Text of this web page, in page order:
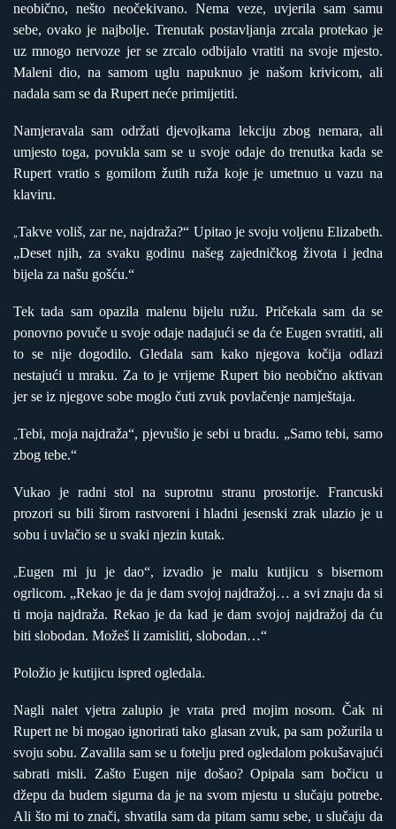
neobično, nešto neočekivano. Nema veze, uvjerila sam samu
sebe, ovako je najbolje. Trenutak postavljanja zrcala protekao je
uz mnogo nervoze jer se zrcalo odbijalo vratiti na svoje mjesto.
Maleni dio, na samom uglu napuknuo je našom krivicom, ali
nadala sam se da Rupert neće primijetiti.
Namjeravala sam održati djevojkama lekciju zbog nemara, ali
umjesto toga, povukla sam se u svoje odaje do trenutka kada se
Rupert vratio s gomilom žutih ruža koje je umetnuo u vazu na
klaviru.
„Takve voliš, zar ne, najdraža?“ Upitao je svoju voljenu Elizabeth.
„Deset njih, za svaku godinu našeg zajedničkog života i jedna
bijela za našu gošću.“
Tek tada sam opazila malenu bijelu ružu. Pričekala sam da se
ponovno povuče u svoje odaje nadajući se da će Eugen svratiti, ali
to se nije dogodilo. Gledala sam kako njegova kočija odlazi
nestajući u mraku. Za to je vrijeme Rupert bio neobično aktivan
jer se iz njegove sobe moglo čuti zvuk povlačenje namještaja.
„Tebi, moja najdraža“, pjevušio je sebi u bradu. „Samo tebi, samo
zbog tebe.“
Vukao je radni stol na suprotnu stranu prostorije. Francuski
prozori su bili širom rastvoreni i hladni jesenski zrak ulazio je u
sobu i uvlačio se u svaki njezin kutak.
„Eugen mi ju je dao“, izvadio je malu kutijicu s bisernom
ogrlicom. „Rekao je da je dam svojoj najdražoj… a svi znaju da si
ti moja najdraža. Rekao je da kad je dam svojoj najdražoj da ću
biti slobodan. Možeš li zamisliti, slobodan…“
Položio je kutijicu ispred ogledala.
Nagli nalet vjetra zalupio je vrata pred mojim nosom. Čak ni
Rupert ne bi mogao ignorirati tako glasan zvuk, pa sam požurila u
svoju sobu. Zavalila sam se u fotelju pred ogledalom pokušavajući
sabrati misli. Zašto Eugen nije došao? Opipala sam bočicu u
džepu da budem sigurna da je na svom mjestu u slučaju potrebe.
Ali što mi to znači, shvatila sam da pitam samu sebe, u slučaju da